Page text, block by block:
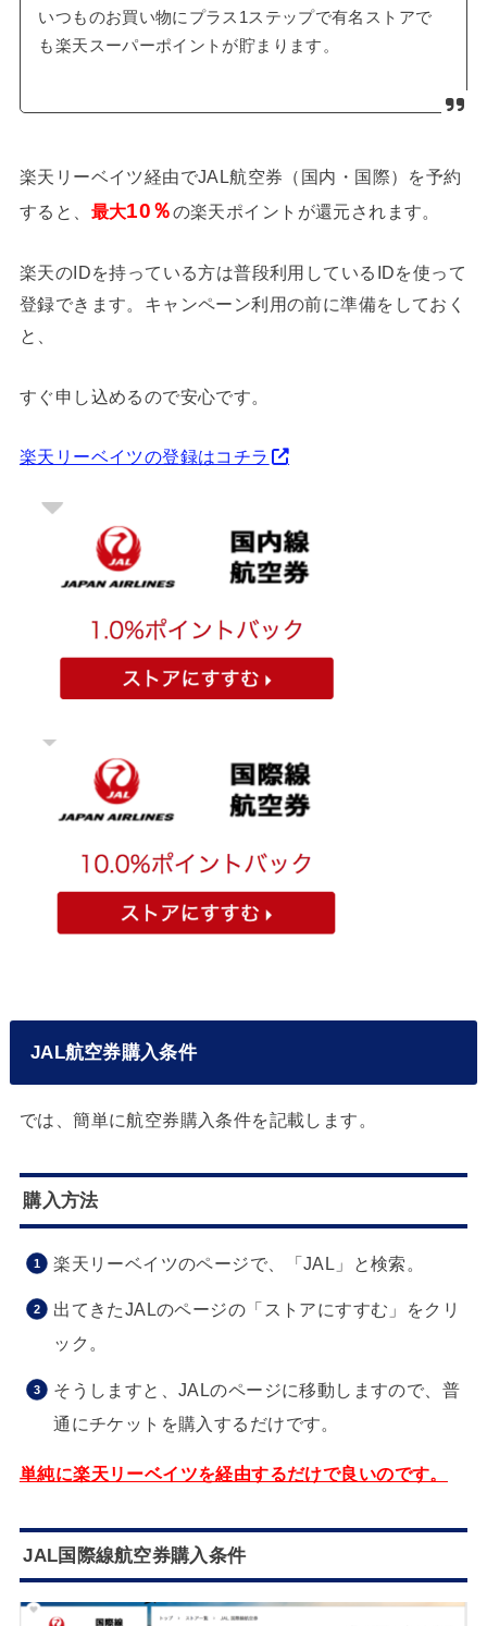
いつものお買い物にプラス1ステップで有名ストアで
も楽天スーパーポイントが貯まります。
楽天リーベイツ経由でJAL航空券（国内・国際）を予約
すると、 最大10％の楽天ポイントが還元されます。
楽天のIDを持っている方は普段利用しているIDを使って
登録できます。キャンペーン利用の前に準備をしておく
と、
すぐ申し込めるので安心です。
楽天リーベイツの登録はコチラ
JAL航空券購入条件
では、簡単に航空券購入条件を記載します。
購入方法
楽天リーベイツのページで、「JAL」と検索。
出てきたJALのページの「ストアにすすむ」をクリ
ック。
そうしますと、JALのページに移動しますので、普
通にチケットを購入するだけです。
単純に楽天リーベイツを経由するだけで良いのです。
JAL国際線航空券購入条件